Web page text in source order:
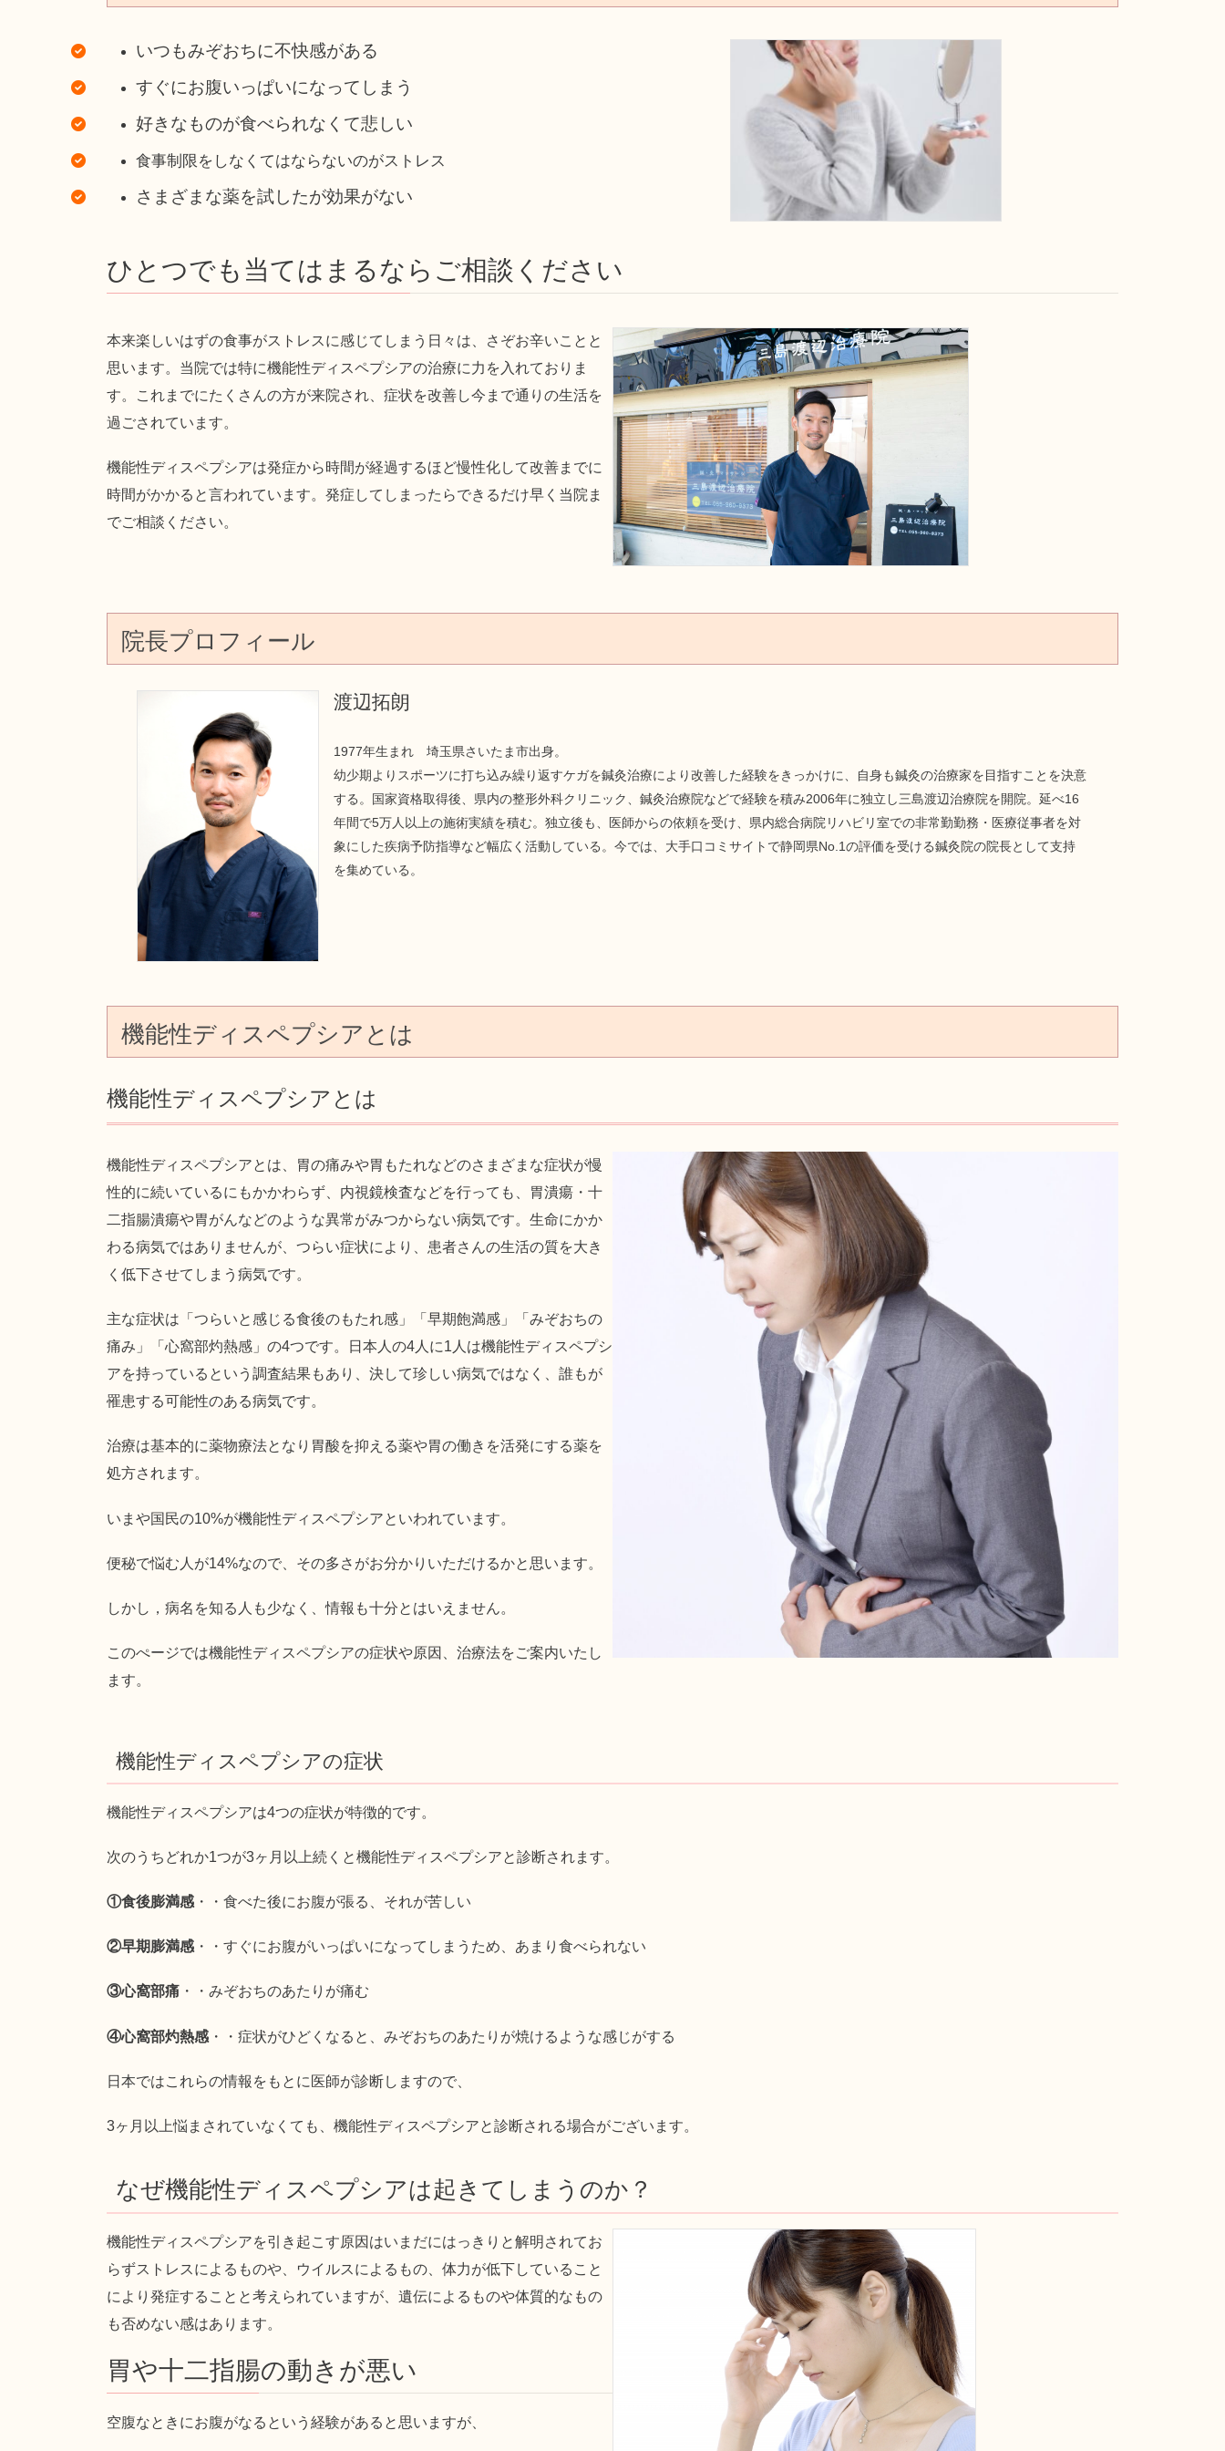
いつもみぞおちに不快感がある
すぐにお腹いっぱいになってしまう
好きなものが食べられなくて悲しい
食事制限をしなくてはならないのがストレス
さまざまな薬を試したが効果がない
ひとつでも当てはまるならご相談ください
本来楽しいはずの食事がストレスに感じてしまう日々は、さぞお辛いことと
思います。当院では特に機能性ディスペプシアの治療に力を入れておりま
す。これまでにたくさんの方が来院され、症状を改善し今まで通りの生活を
過ごされています。
機能性ディスペプシアは発症から時間が経過するほど慢性化して改善までに
時間がかかると言われています。発症してしまったらできるだけ早く当院ま
でご相談ください。
院長プロフィール
渡辺拓朗
1977年生まれ 埼玉県さいたま市出身。
幼少期よりスポーツに打ち込み繰り返すケガを鍼灸治療により改善した経験をきっかけに、自身も鍼灸の治療家を目指すことを決意
する。国家資格取得後、県内の整形外科クリニック、鍼灸治療院などで経験を積み2006年に独立し三島渡辺治療院を開院。延べ16
年間で5万人以上の施術実績を積む。独立後も、医師からの依頼を受け、県内総合病院リハビリ室での非常勤勤務・医療従事者を対
象にした疾病予防指導など幅広く活動している。今では、大手口コミサイトで静岡県No.1の評価を受ける鍼灸院の院長として支持
を集めている。
機能性ディスペプシアとは
機能性ディスペプシアとは
機能性ディスペプシアとは、胃の痛みや胃もたれなどのさまざまな症状が慢
性的に続いているにもかかわらず、内視鏡検査などを行っても、胃潰瘍・十
二指腸潰瘍や胃がんなどのような異常がみつからない病気です。生命にかか
わる病気ではありませんが、つらい症状により、患者さんの生活の質を大き
く低下させてしまう病気です。
主な症状は「つらいと感じる食後のもたれ感」「早期飽満感」「みぞおちの
痛み」「心窩部灼熱感」の4つです。日本人の4人に1人は機能性ディスペプシ
アを持っているという調査結果もあり、決して珍しい病気ではなく、誰もが
罹患する可能性のある病気です。
治療は基本的に薬物療法となり胃酸を抑える薬や胃の働きを活発にする薬を
処方されます。
いまや国民の10%が機能性ディスペプシアといわれています。
便秘で悩む人が14%なので、その多さがお分かりいただけるかと思います。
しかし，病名を知る人も少なく、情報も十分とはいえません。
このぺージでは機能性ディスペプシアの症状や原因、治療法をご案内いたし
ます。
機能性ディスペプシアの症状
機能性ディスペプシアは4つの症状が特徴的です。
次のうちどれか1つが3ヶ月以上続くと機能性ディスペプシアと診断されます。
①食後膨満感 ・・食べた後にお腹が張る、それが苦しい
②早期膨満感 ・・すぐにお腹がいっぱいになってしまうため、あまり食べられない
③心窩部痛 ・・みぞおちのあたりが痛む
④心窩部灼熱感 ・・症状がひどくなると、みぞおちのあたりが焼けるような感じがする
日本ではこれらの情報をもとに医師が診断しますので、
3ヶ月以上悩まされていなくても、機能性ディスペプシアと診断される場合がございます。
なぜ機能性ディスペプシアは起きてしまうのか？
機能性ディスペプシアを引き起こす原因はいまだにはっきりと解明されてお
らずストレスによるものや、ウイルスによるもの、体力が低下していること
により発症することと考えられていますが、遺伝によるものや体質的なもの
も否めない感はあります。
胃や十二指腸の動きが悪い
空腹なときにお腹がなるという経験があると思いますが、